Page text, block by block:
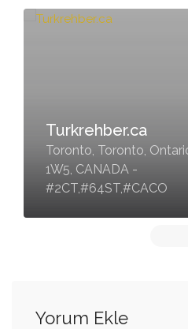
Luffy
Downtown
CANADA -
Yorum Ekle